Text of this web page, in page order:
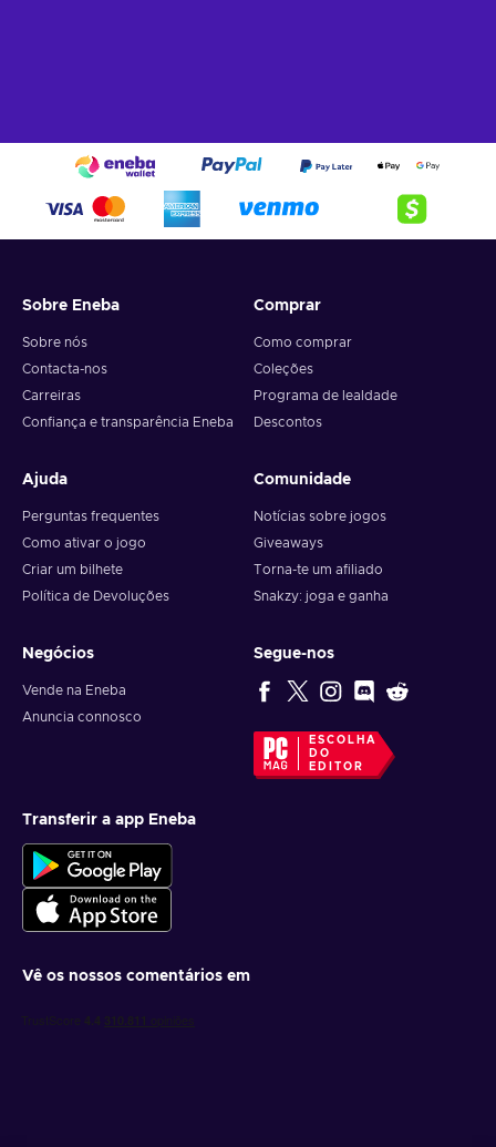
Sobre Eneba
Sobre nós
Contacta-nos
Carreiras
Confiança e transparência Eneba
Comprar
Como comprar
Coleções
Programa de lealdade
Descontos
Ajuda
Perguntas frequentes
Como ativar o jogo
Criar um bilhete
Política de Devoluções
Comunidade
Notícias sobre jogos
Giveaways
Torna-te um afiliado
Snakzy: joga e ganha
Negócios
Vende na Eneba
Anuncia connosco
Segue-nos
ESCOLHA
DO
EDITOR
Transferir a app Eneba
Vê os nossos comentários em